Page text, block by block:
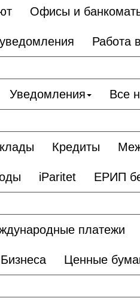
Офисы и
Работа
Уведомления Все
Кредиты
iParitet ЕРИП
платежи
Ценные